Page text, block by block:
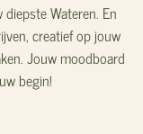
Wateren. En
creatief op jouw
Jouw moodboard
begin!